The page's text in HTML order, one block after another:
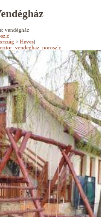
vendégház
> Heves)